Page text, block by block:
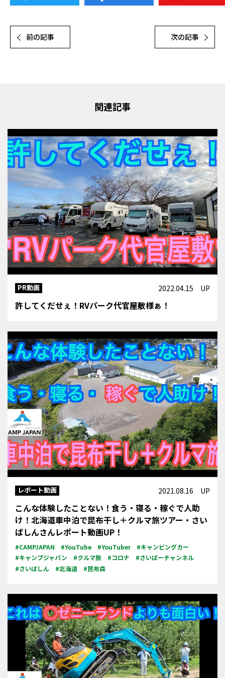
前の記事 次の記事
関連記事
PR動画 2022.04.15 UP
許してくだせぇ！RVパーク代官屋敷様ぁ！
レポート動画 2021.08.16 UP
こんな体験したことない！食う・寝る・稼ぐで人助
け！北海道車中泊で昆布干し＋クルマ旅ツアー・さい
ばしんさんレポート動画UP！
#CAMPJAPAN #YouTube #YouTuber
#キャンピングカー
#キャンプジャパン
#クルマ旅 #コロナ
#さいばーチャンネル
#さいばしん
#北海道 #昆布森